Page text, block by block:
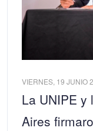
VIERNES, 19 JUNIO
La UNIPE y
Aires